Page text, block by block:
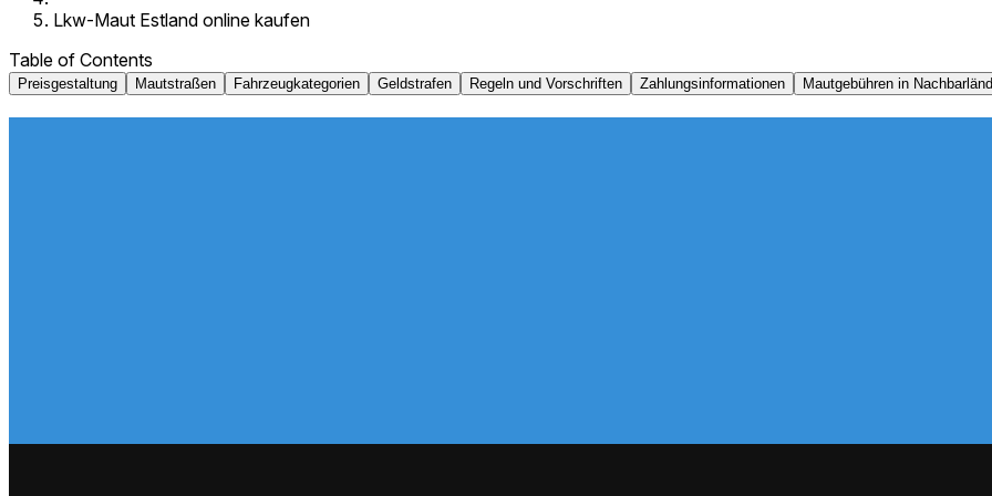
Lkw-Maut Estland online kaufen
Table of Contents
Preisgestaltung Mautstraßen Fahrzeugkategorien Geldstrafen Regeln und Vorschriften Zahlungsinformationen Mautgebühren in